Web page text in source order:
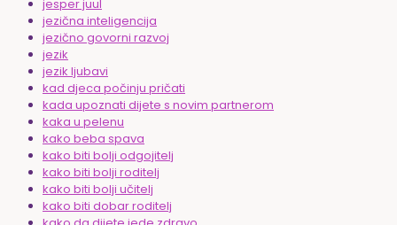
jesper juul
jezična inteligencija
jezično govorni razvoj
jezik
jezik ljubavi
kad djeca počinju pričati
kada upoznati dijete s novim partnerom
kaka u pelenu
kako beba spava
kako biti bolji odgojitelj
kako biti bolji roditelj
kako biti bolji učitelj
kako biti dobar roditelj